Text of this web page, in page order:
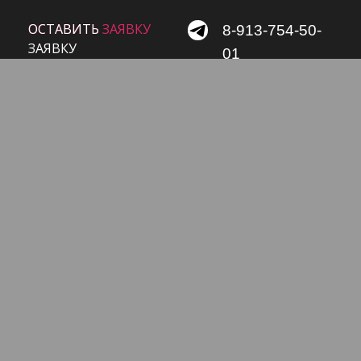
ОСТАВИТЬ ЗАЯВКУ
ОСТАВИТЬ
ЗАЯВКУ
8-913-754-50-
01